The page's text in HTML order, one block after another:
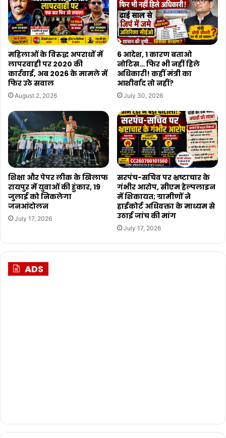
महिलाओं के विरुद्ध अपराधों में
लापरवाही पर 2020 की
कार्रवाई, अब 2026 के मामले में
फिर उठे सवाल
August 2, 2026
6 आदेश, 1 कारण बताओ
नोटिस… फिर भी नहीं हिले
अधिकारी! कहीं मंत्री का
आशीर्वाद तो नहीं?
July 30, 2026
शिक्षा और पेपर लीक के खिलाफ
रायपुर में युवाओं की हुंकार, 19
जुलाई को निकलेगा
जनआंदोलन
July 17, 2026
सरपंच-सचिव पर भ्रष्टाचार के
गंभीर आरोप, सीएम हेल्पलाइन
में शिकायत; ग्रामीणों ने
हाईकोर्ट अधिवक्ता के माध्यम से
उठाई जांच की मांग
July 17, 2026
ADS